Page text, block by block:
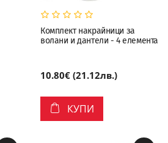
Комплект накрайници за
волани и дантели - 4 елемента
10.80€ (21.12лв.)
КУПИ